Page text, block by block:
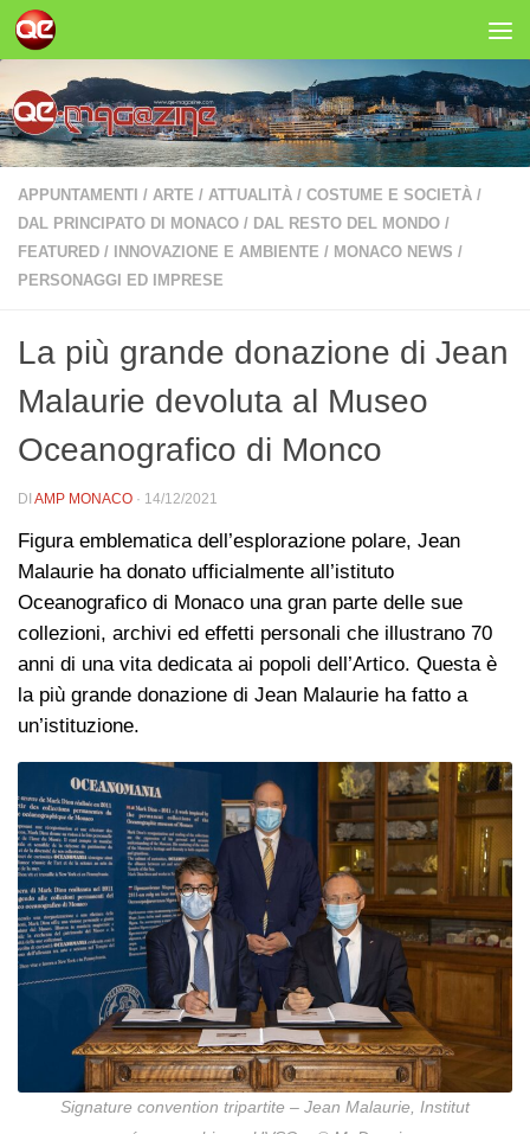
Salta al contenuto
APPUNTAMENTI / ARTE / ATTUALITÀ / COSTUME E SOCIETÀ /
DAL PRINCIPATO DI MONACO / DAL RESTO DEL MONDO /
FEATURED / INNOVAZIONE E AMBIENTE / MONACO NEWS /
PERSONAGGI ED IMPRESE
La più grande donazione di Jean
Malaurie devoluta al Museo
Oceanografico di Monco
DI AMP MONACO · 14/12/2021
Figura emblematica dell’esplorazione polare, Jean
Malaurie ha donato ufficialmente all’istituto
Oceanografico di Monaco una gran parte delle sue
collezioni, archivi ed effetti personali che illustrano 70
anni di una vita dedicata ai popoli dell’Artico. Questa è
la più grande donazione di Jean Malaurie ha fatto a
un’istituzione.
Signature convention tripartite – Jean Malaurie, Institut